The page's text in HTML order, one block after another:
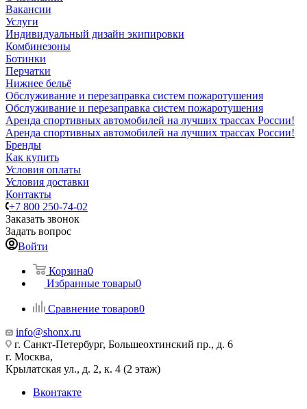
Вакансии
Услуги
Индивидуальный дизайн экипировки
Комбинезоны
Ботинки
Перчатки
Нижнее бельё
Обслуживание и перезаправка систем пожаротушения
Обслуживание и перезаправка систем пожаротушения
Аренда спортивных автомобилей на лучших трассах России!
Аренда спортивных автомобилей на лучших трассах России!
Бренды
Как купить
Условия оплаты
Условия доставки
Контакты
+7 800 250-74-02
Заказать звонок
Задать вопрос
Войти
Корзина0
Избранные товары0
Сравнение товаров0
info@shonx.ru
г. Санкт-Петербург, Большеохтинский пр., д. 6
г. Москва,
Крылатская ул., д. 2, к. 4 (2 этаж)
Вконтакте